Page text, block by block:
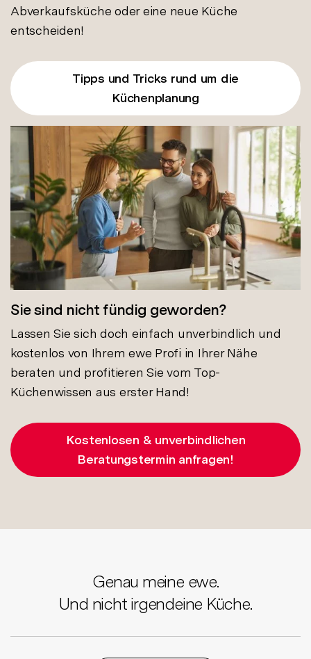
Abverkaufsküche oder eine neue Küche
entscheiden!
Tipps und Tricks rund um die
Küchenplanung
Sie sind nicht fündig geworden?
Lassen Sie sich doch einfach unverbindlich und
kostenlos von Ihrem ewe Profi in Ihrer Nähe
beraten und profitieren Sie vom Top-
Küchenwissen aus erster Hand!
Kostenlosen & unverbindlichen
Beratungstermin anfragen!
Genau meine ewe.
Und nicht irgendeine Küche.